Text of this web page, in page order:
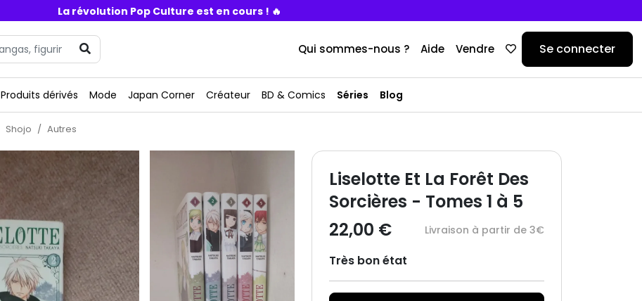
La révolution Pop Culture est en cours ! 🔥
Qui sommes-nous ? Aide Vendre Se connecter
Produits dérivés Mode Japan Corner Créateur BD & Comics Séries Blog
Shojo Autres
Liselotte Et La Forêt Des
Sorcières - Tomes 1 à 5
22,00 €
Livraison à partir de 3€
Très bon état